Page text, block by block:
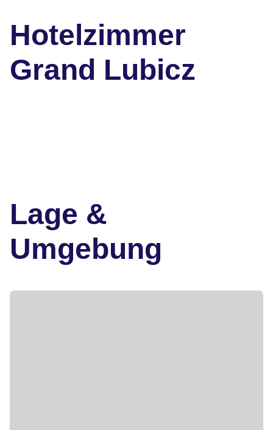
Hotelzimmer
Grand Lubicz
Lage &
Umgebung